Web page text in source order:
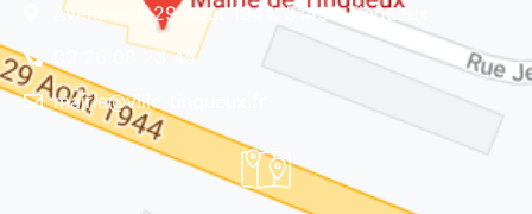
Avenue du 29 Août 1944, 51430 Tinqueux
03 26 08 23 45
mairie@ville-tinqueux.fr